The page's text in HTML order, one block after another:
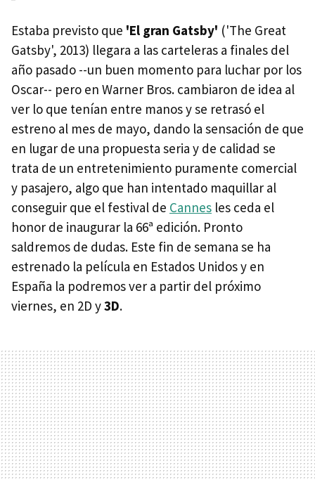
Estaba previsto que 'El gran Gatsby' ('The Great
Gatsby', 2013) llegara a las carteleras a finales del
año pasado --un buen momento para luchar por los
Oscar-- pero en Warner Bros. cambiaron de idea al
ver lo que tenían entre manos y se retrasó el
estreno al mes de mayo, dando la sensación de que
en lugar de una propuesta seria y de calidad se
trata de un entretenimiento puramente comercial
y pasajero, algo que han intentado maquillar al
conseguir que el festival de Cannes les ceda el
honor de inaugurar la 66ª edición. Pronto
saldremos de dudas. Este fin de semana se ha
estrenado la película en Estados Unidos y en
España la podremos ver a partir del próximo
viernes, en 2D y3D.